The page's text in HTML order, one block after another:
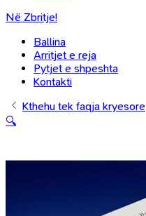
Në Zbritje!
Ballina
Arritjet e reja
Pytjet e shpeshta
Kontakti
Kthehu tek faqja kryesore
🔍